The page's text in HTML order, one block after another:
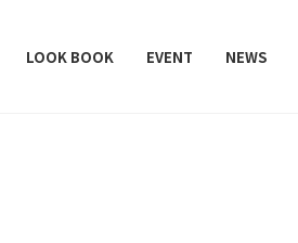
LOOK BOOK EVENT NEWS